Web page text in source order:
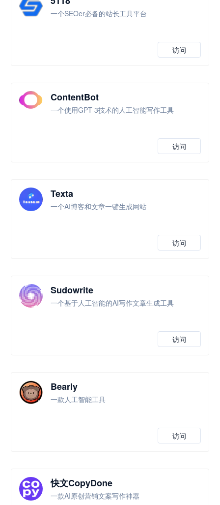
一个SEOer必备的站长工具平台
访问
ContentBot
一个使用GPT-3技术的人工智能写作工具
访问
Texta
一个AI博客和文章一键生成网站
访问
Sudowrite
一个基于人工智能的AI写作文章生成工具
访问
Bearly
一款人工智能工具
访问
快文CopyDone
一款AI原创营销文案写作神器